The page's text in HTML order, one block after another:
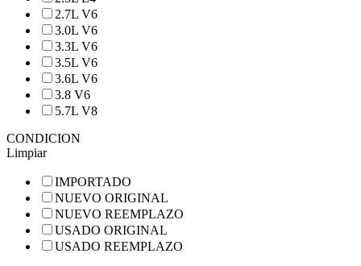
2.7L V6
3.0L V6
3.3L V6
3.5L V6
3.6L V6
3.8 V6
5.7L V8
CONDICION
Limpiar
IMPORTADO
NUEVO ORIGINAL
NUEVO REEMPLAZO
USADO ORIGINAL
USADO REEMPLAZO